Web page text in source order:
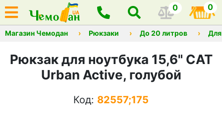
0 0
Магазин Чемодан Рюкзаки До 20 литров
Рюкзак для ноутбука 15,6" CAT
Urban Active, голубой
Код: 82557;175